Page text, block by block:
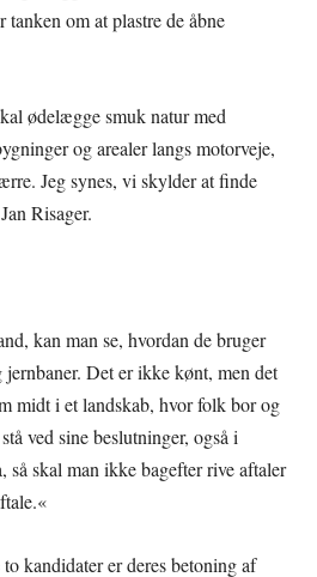
tanken om at plastre de åbne
ødelægge smuk natur med
og arealer langs motorveje,
Jeg synes, vi skylder at finde
Risager.
kan man se, hvordan de bruger
jernbaner. Det er ikke kønt, men det
midt i et landskab, hvor folk bor og
ved sine beslutninger, også i
så skal man ikke bagefter rive aftaler
kandidater er deres betoning af